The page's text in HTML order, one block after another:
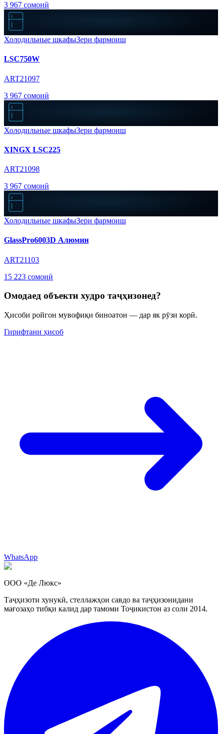
3 967 сомонӣ
Холодильные шкафыЗери фармоиш
LSC750W
ART21097
3 967 сомонӣ
Холодильные шкафыЗери фармоиш
XINGX LSC225
ART21098
3 967 сомонӣ
Холодильные шкафыЗери фармоиш
GlassPro6003D Алюмин
ART21103
15 223 сомонӣ
Омодаед объекти худро таҷҳизонед?
Ҳисоби ройгон мувофиқи биноатон — дар як рӯзи корӣ.
Гирифтани ҳисоб
WhatsApp
ООО «Де Люкс»
Таҷҳизоти хунукӣ, стеллажҳои савдо ва таҷҳизонидани
мағозаҳо тибқи калид дар тамоми Тоҷикистон аз соли 2014.